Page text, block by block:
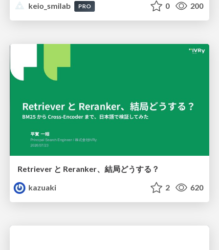
keio_smilab
PRO 0 200
Retriever と Reranker、結局どうする？
kazuaki
2 620